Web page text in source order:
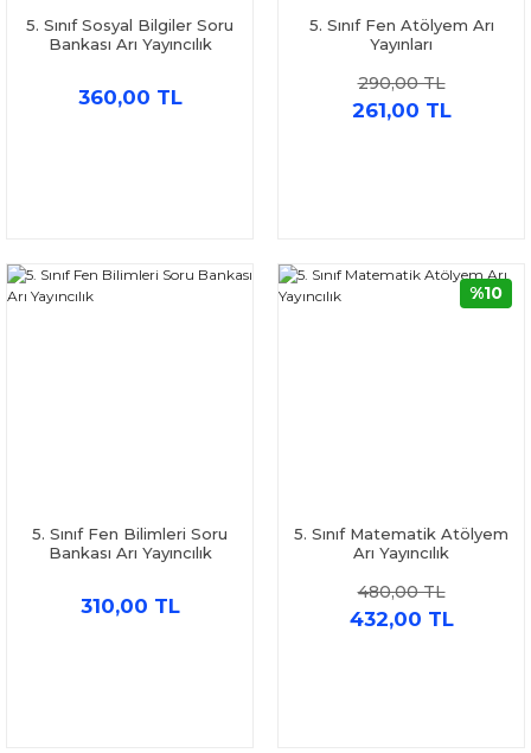
5. Sınıf Sosyal Bilgiler Soru
Bankası Arı Yayıncılık
360,00 TL
5. Sınıf Fen Atölyem Arı
Yayınları
290,00 TL
261,00 TL
5. Sınıf Fen Bilimleri Soru
Bankası Arı Yayıncılık
310,00 TL
5. Sınıf Matematik Atölyem
Arı Yayıncılık
480,00 TL
432,00 TL
%10